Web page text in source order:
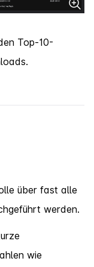
Top-10-
über fast alle
werden.
wie